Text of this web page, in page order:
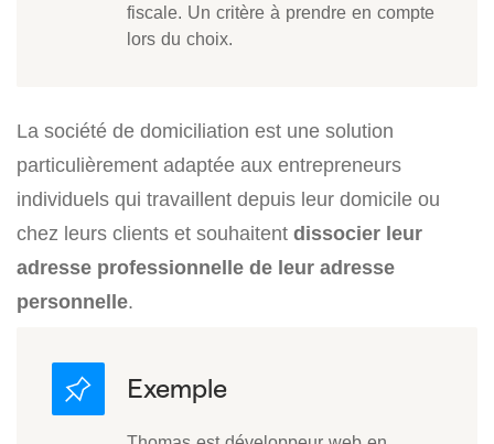
fiscale. Un critère à prendre en compte
lors du choix.
La société de domiciliation est une solution
particulièrement adaptée aux entrepreneurs
individuels qui travaillent depuis leur domicile ou
chez leurs clients et souhaitent dissocier leur
adresse professionnelle de leur adresse
personnelle.